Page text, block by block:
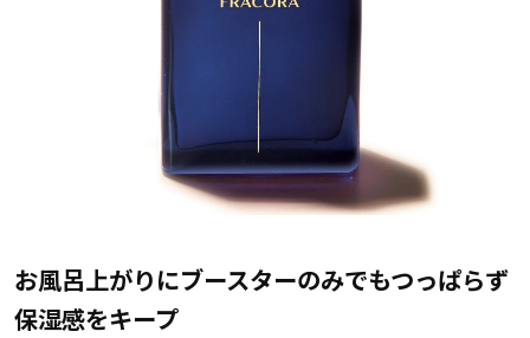
お風呂上がりにブースターのみでもつっぱらず
保湿感をキープ